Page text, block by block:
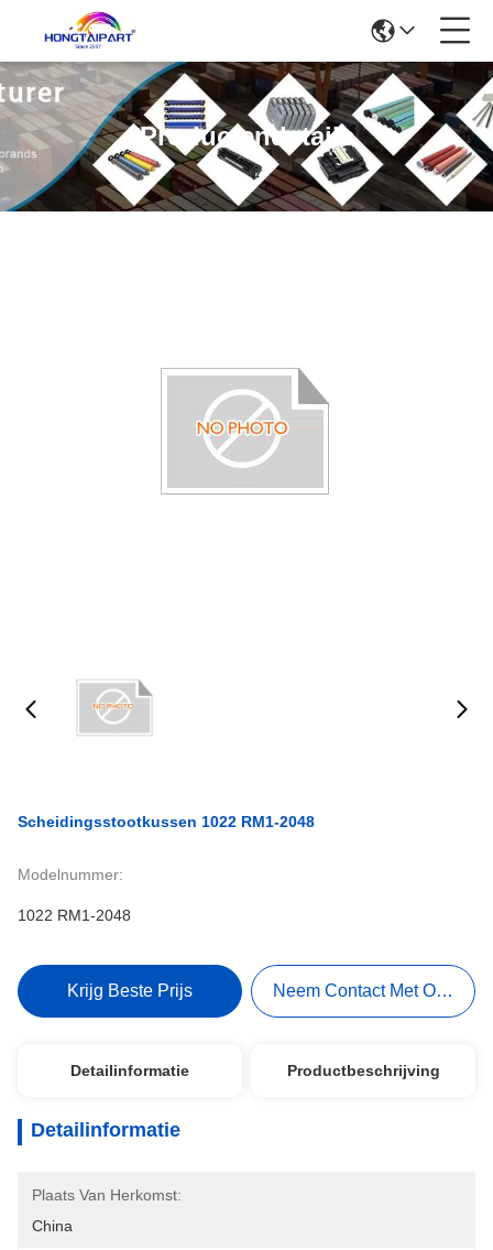
Productendetails
Scheidingsstootkussen 1022 RM1-2048
Modelnummer:
1022 RM1-2048
Krijg Beste Prijs Neem Contact Met Ons Op
Detailinformatie Productbeschrijving
Detailinformatie
Plaats Van Herkomst:
China